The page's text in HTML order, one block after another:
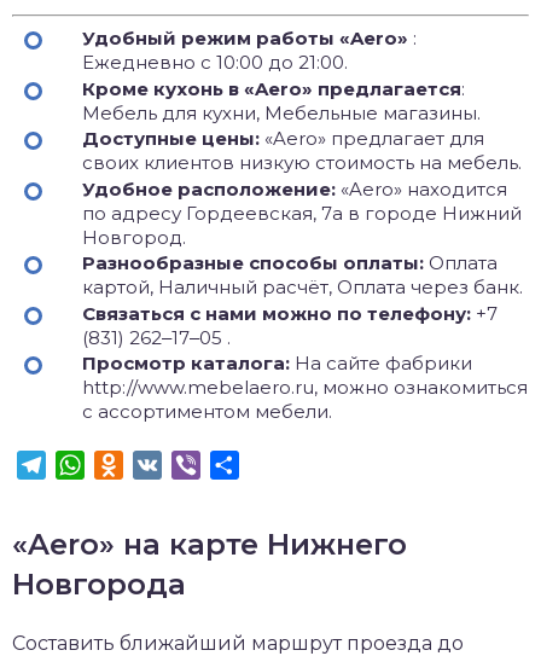
Удобный режим работы «Aero» :
Ежедневно с 10:00 до 21:00.
Кроме кухонь в «Aero» предлагается:
Мебель для кухни, Мебельные магазины.
Доступные цены: «Aero» предлагает для
своих клиентов низкую стоимость на мебель.
Удобное расположение: «Aero» находится
по адресу Гордеевская, 7а в городе Нижний
Новгород.
Разнообразные способы оплаты: Оплата
картой, Наличный расчёт, Оплата через банк.
Связаться с нами можно по телефону: +7
(831) 262‒17‒05 .
Просмотр каталога: На сайте фабрики
http://www.mebelaero.ru, можно ознакомиться
с ассортиментом мебели.
TelegramWhatsApp
Odnoklassniki
VK Viber
«Aero» на карте Нижнего
Новгорода
Составить ближайший маршрут проезда до